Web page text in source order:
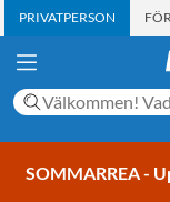
PRIVATPERSON
SOMMARREA -